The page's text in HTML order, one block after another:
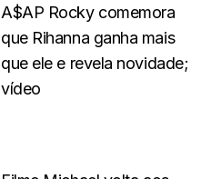
A$AP Rocky comemora
que Rihanna ganha mais
que ele e revela novidade;
vídeo